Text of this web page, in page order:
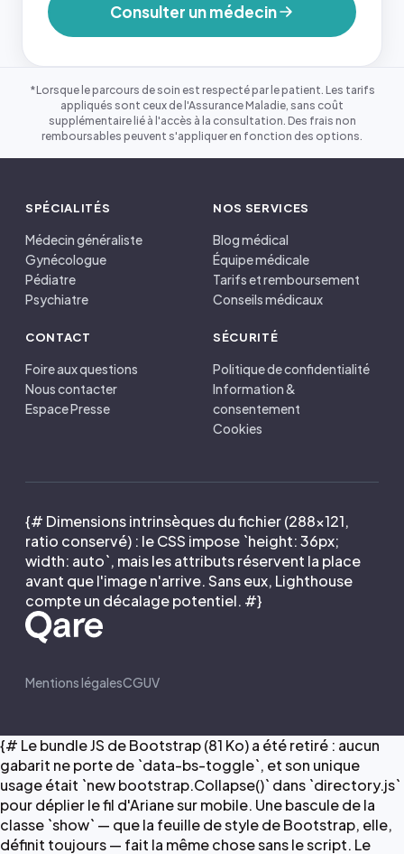
Consulter un médecin
*Lorsque le parcours de soin est respecté par le patient. Les tarifs
appliqués sont ceux de l'Assurance Maladie, sans coût
supplémentaire lié à l'accès à la consultation. Des frais non
remboursables peuvent s'appliquer en fonction des options.
SPÉCIALITÉS
Médecin généraliste
Gynécologue
Pédiatre
Psychiatre
NOS SERVICES
Blog médical
Équipe médicale
Tarifs et remboursement
Conseils médicaux
CONTACT
Foire aux questions
Nous contacter
Espace Presse
SÉCURITÉ
Politique de confidentialité
Information &
consentement
Cookies
{# Dimensions intrinsèques du fichier (288×121,
ratio conservé) : le CSS impose `height: 36px;
width: auto`, mais les attributs réservent la place
avant que l'image n'arrive. Sans eux, Lighthouse
compte un décalage potentiel. #}
Mentions légalesCGUV
{# Le bundle JS de Bootstrap (81 Ko) a été retiré : aucun
gabarit ne porte de `data-bs-toggle`, et son unique
usage était `new bootstrap.Collapse()` dans `directory.js`
pour déplier le fil d'Ariane sur mobile. Une bascule de la
classe `show` — que la feuille de style de Bootstrap, elle,
définit toujours — fait la même chose sans le script. Le